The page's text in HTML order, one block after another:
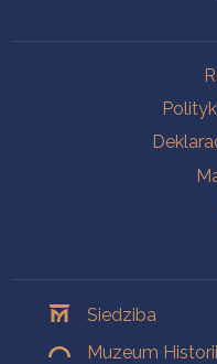
Siedziba
Muzeum